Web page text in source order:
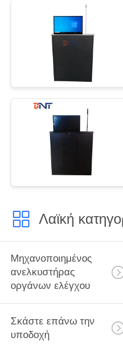
Λαϊκή
Μηχανοποιημένος
ανελκυστήρας
οργάνων ελέγχου
Σκάστε επάνω την
υποδοχή